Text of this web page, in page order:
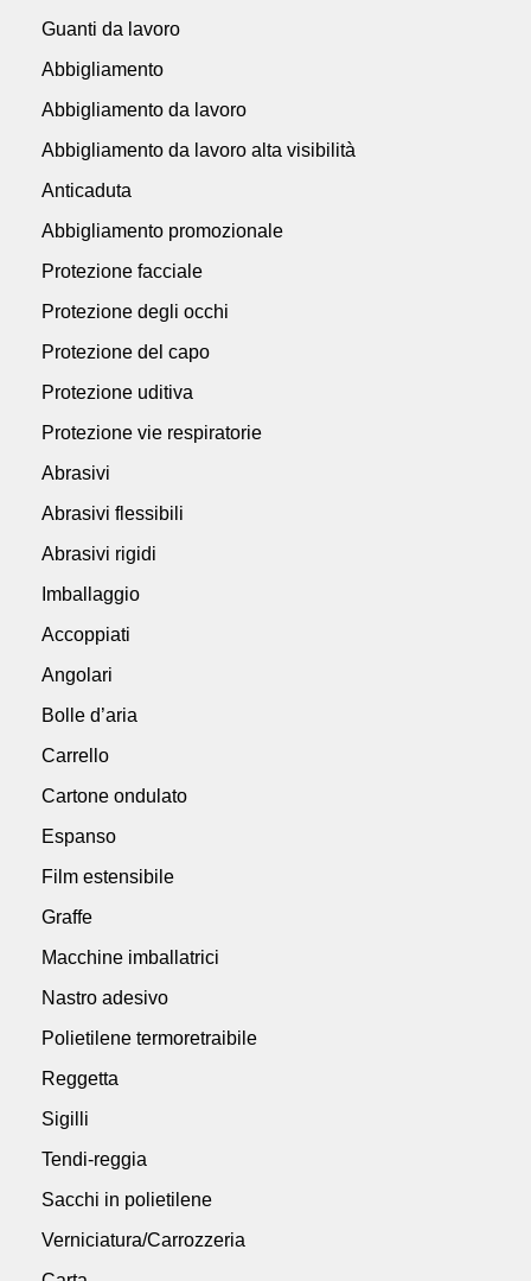
Guanti da lavoro
Abbigliamento
Abbigliamento da lavoro
Abbigliamento da lavoro alta visibilità
Anticaduta
Abbigliamento promozionale
Protezione facciale
Protezione degli occhi
Protezione del capo
Protezione uditiva
Protezione vie respiratorie
Abrasivi
Abrasivi flessibili
Abrasivi rigidi
Imballaggio
Accoppiati
Angolari
Bolle d’aria
Carrello
Cartone ondulato
Espanso
Film estensibile
Graffe
Macchine imballatrici
Nastro adesivo
Polietilene termoretraibile
Reggetta
Sigilli
Tendi-reggia
Sacchi in polietilene
Verniciatura/Carrozzeria